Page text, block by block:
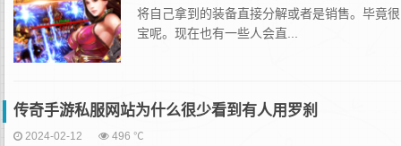
将自己拿到的装备直接分解或者是销售。毕竟
宝呢。现在也有一些人会直...
传奇手游私服网站为什么很少看到有人用罗刹
2024-02-12 496 ℃